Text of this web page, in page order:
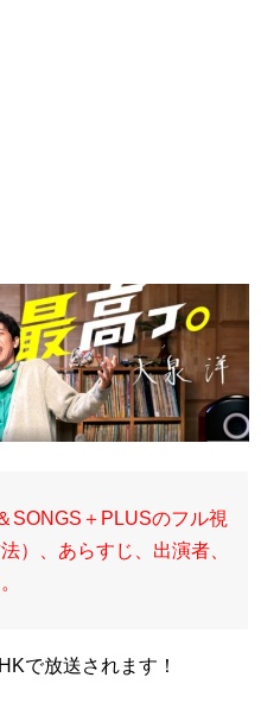
SONGS＋PLUSのフル視
）、あらすじ、出演者、
で放送されます！